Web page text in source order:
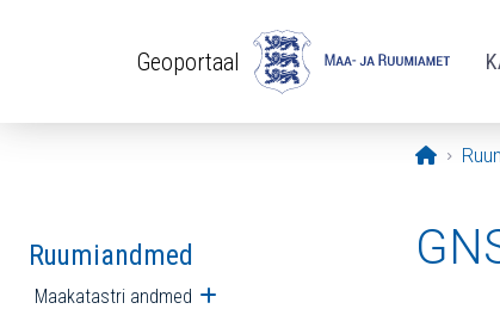
Geoportaal
Avaleht
Ruumiandmed
Maakatastri andmed Ava alammenüü